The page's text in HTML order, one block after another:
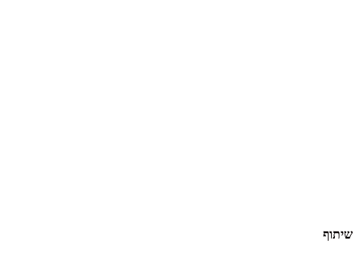
שיתוף